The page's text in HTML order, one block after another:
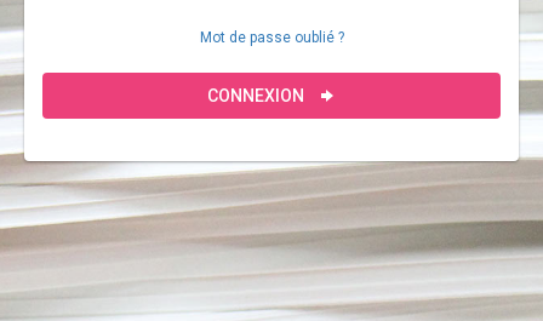
Mot de passe oublié ?
CONNEXION